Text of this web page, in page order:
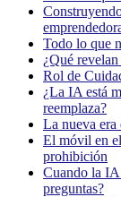
Todo lo que
¿Qué
Rol de
¿La IA está
reemplaza?
La nueva
El móvil en
prohibición
Cuando la IA
preguntas?